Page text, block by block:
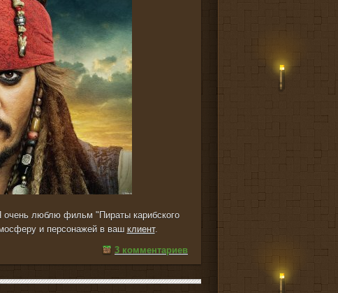
очень люблю фильм "Пираты карибского
и персонажей в ваш клиент.
3 комментариев